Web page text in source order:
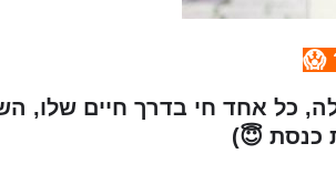
😱
כל אחד חי בדרך חיים שלו,
כנסת 😇)